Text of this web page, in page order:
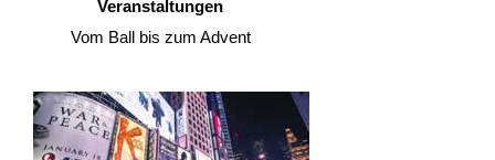
Veranstaltungen
Vom Ball bis zum Advent